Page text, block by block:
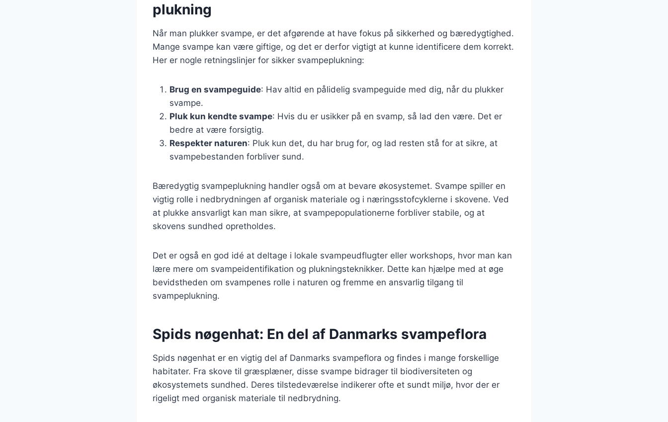
plukning
Når man plukker svampe, er det afgørende at have fokus på sikkerhed og bæredygtighed.
Mange svampe kan være giftige, og det er derfor vigtigt at kunne identificere dem korrekt.
Her er nogle retningslinjer for sikker svampeplukning:
Brug en svampeguide: Hav altid en pålidelig svampeguide med dig, når du plukker
svampe.
Pluk kun kendte svampe: Hvis du er usikker på en svamp, så lad den være. Det er
bedre at være forsigtig.
Respekter naturen: Pluk kun det, du har brug for, og lad resten stå for at sikre, at
svampebestanden forbliver sund.
Bæredygtig svampeplukning handler også om at bevare økosystemet. Svampe spiller en
vigtig rolle i nedbrydningen af organisk materiale og i næringsstofcyklerne i skovene. Ved
at plukke ansvarligt kan man sikre, at svampepopulationerne forbliver stabile, og at
skovens sundhed opretholdes.
Det er også en god idé at deltage i lokale svampeudflugter eller workshops, hvor man kan
lære mere om svampeidentifikation og plukningsteknikker. Dette kan hjælpe med at øge
bevidstheden om svampenes rolle i naturen og fremme en ansvarlig tilgang til
svampeplukning.
Spids nøgenhat: En del af Danmarks svampeflora
Spids nøgenhat er en vigtig del af Danmarks svampeflora og findes i mange forskellige
habitater. Fra skove til græsplæner, disse svampe bidrager til biodiversiteten og
økosystemets sundhed. Deres tilstedeværelse indikerer ofte et sundt miljø, hvor der er
rigeligt med organisk materiale til nedbrydning.